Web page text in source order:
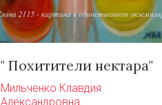
" Похитители нектара"
Мильченко Клавдия
Александровна